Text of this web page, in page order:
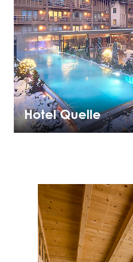
Hotel Quelle